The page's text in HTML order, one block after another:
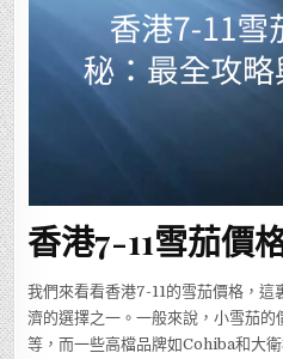
香港7-11雪茄價
我們來看看香港7-11的雪茄價格，
濟的選擇之一。一般來說，小雪茄
等，而一些高檔品牌如Cohiba和大